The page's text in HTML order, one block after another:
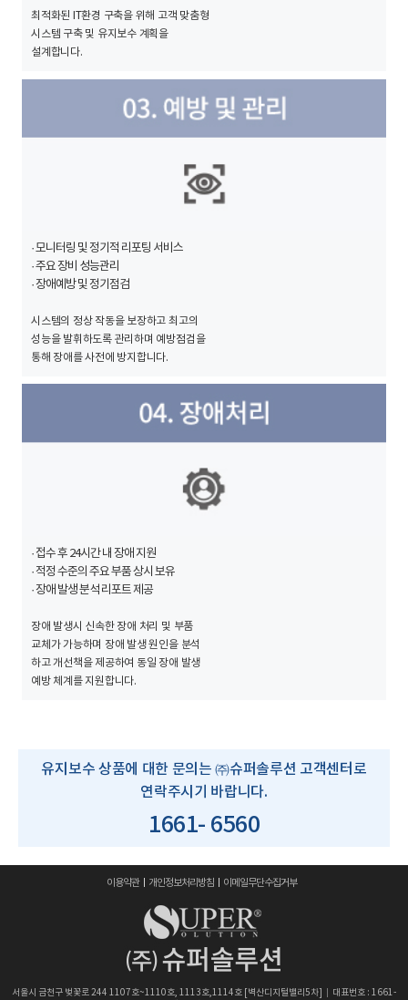
최적화된 IT환경 구축을 위해 고객 맞춤형
시스템 구축 및 유지보수 계획을
설계합니다.
· 모니터링 및 정기적 리포팅 서비스
· 주요 장비 성능관리
· 장애예방 및 정기점검
시스템의 정상 작동을 보장하고 최고의
성능을 발휘하도록 관리하며 예방점검을
통해 장애를 사전에 방지합니다.
· 접수 후 24시간 내 장애 지원
· 적정 수준의 주요 부품 상시 보유
· 장애 발생 분석 리포트 제공
장애 발생시 신속한 장애 처리 및 부품
교체가 가능하며 장애 발생 원인을 분석
하고 개선책을 제공하여 동일 장애 발생
예방 체계를 지원합니다.
유지보수 상품에 대한 문의는 ㈜슈퍼솔루션 고객센터로
연락주시기 바랍니다.
1661- 6560
이용약관 개인정보처리방침 이메일무단수집거부
서울시 금천구 벚꽃로 244 1107호~1110호, 1113호,1114호 [벽산디지털밸리5차]
대표번호 : 1661-